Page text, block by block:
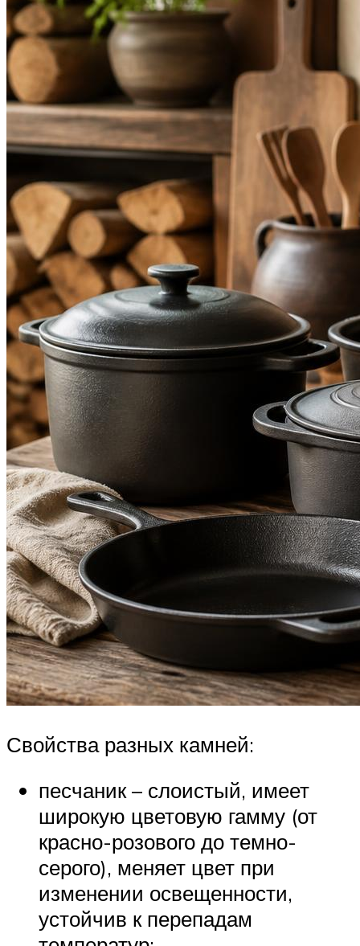
Свойства разных камней:
песчаник – слоистый, имеет
широкую цветовую гамму (от
красно-розового до темно-
серого), меняет цвет при
изменении освещенности,
устойчив к перепадам